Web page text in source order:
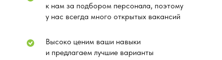
Высоко ценим ваши навыки
и предлагаем лучшие варианты
к нам за подбором персонала, поэтому
у нас всегда много открытых вакансий